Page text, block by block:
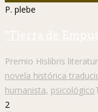
P. plebe
"Tierra de
Premio Hislibris
novela histórica
humanista, psicológico
2